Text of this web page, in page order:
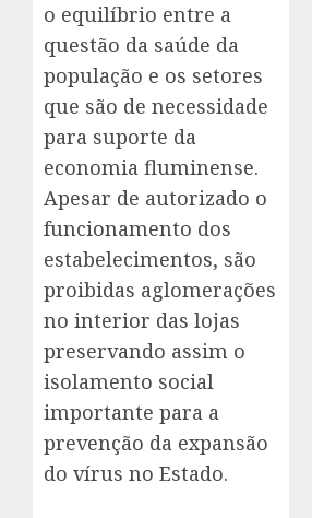
o equilíbrio entre a
questão da saúde da
população e os setores
que são de necessidade
para suporte da
economia fluminense.
Apesar de autorizado o
funcionamento dos
estabelecimentos, são
proibidas aglomerações
no interior das lojas
preservando assim o
isolamento social
importante para a
prevenção da expansão
do vírus no Estado.